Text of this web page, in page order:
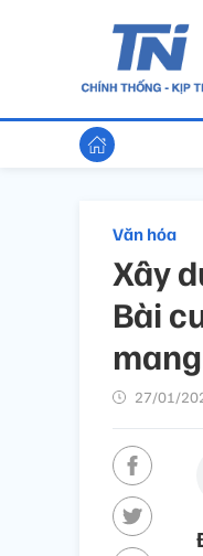
Văn hóa
Xây
Bài
27/01/